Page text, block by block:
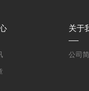
关于
公司